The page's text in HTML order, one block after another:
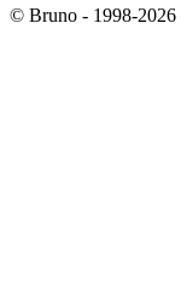
© Bruno - 1998-2026